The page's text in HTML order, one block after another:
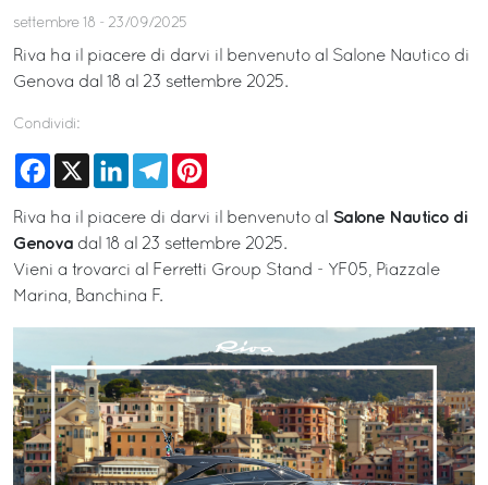
settembre 18 - 23/09/2025
Riva ha il piacere di darvi il benvenuto al Salone Nautico di
Genova dal 18 al 23 settembre 2025.
Condividi:
Facebook
X LinkedInTelegram
Riva ha il piacere di darvi il benvenuto al
Salone Nautico di
Genova dal 18 al 23 settembre 2025.
Vieni a trovarci al Ferretti Group Stand - YF05, Piazzale
Marina, Banchina F.